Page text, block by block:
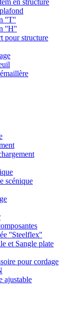
en structure
''T''
''H''
pour structure
scénique
''Steelflex''
et Sangle plate
pour cordage
ajustable